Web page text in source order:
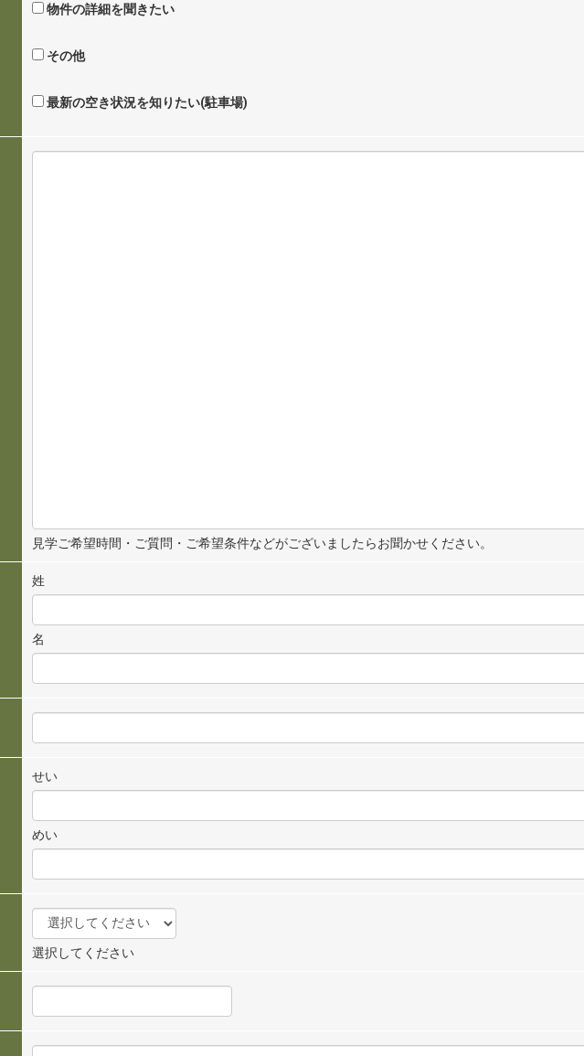
物件の詳細を聞きたい
その他
最新の空き状況を知りたい(駐車場)
見学ご希望時間・ご質問・ご希望条件などがございましたらお聞かせください。
姓
名
せい
めい
選択してください